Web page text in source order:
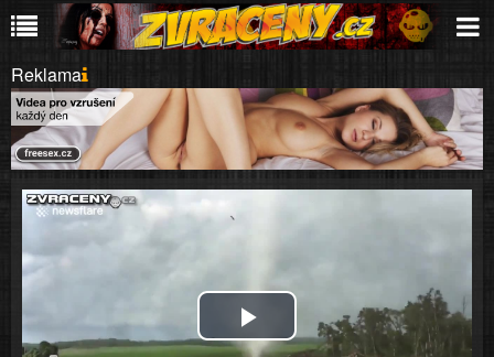
Reklama
Play